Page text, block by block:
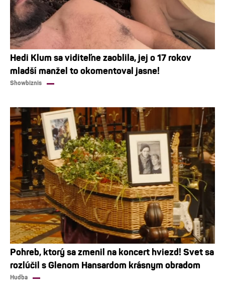
Hedi Klum sa viditeľne zaoblila, jej o 17 rokov
mladší manžel to okomentoval jasne!
Showbiznis
Pohreb, ktorý sa zmenil na koncert hviezd! Svet sa
rozlúčil s Glenom Hansardom krásnym obradom
Hudba